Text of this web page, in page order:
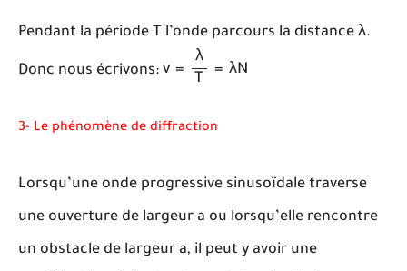
Pendant la période T l’onde parcours la distance λ
λ .
Donc nous écrivons: v =
λ
T
= λN
=
3- Le phénomène de diffraction
Lorsqu’une onde progressive sinusoïdale traverse
une ouverture de largeur a ou lorsqu’elle rencontre
un obstacle de largeur a, il peut y avoir une